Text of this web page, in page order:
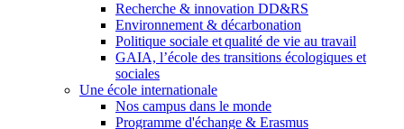
Recherche & innovation DD&RS
Environnement & décarbonation
Politique sociale et qualité de vie au travail
GAIA, l’école des transitions écologiques et
sociales
Une école internationale
Nos campus dans le monde
Programme d'échange & Erasmus